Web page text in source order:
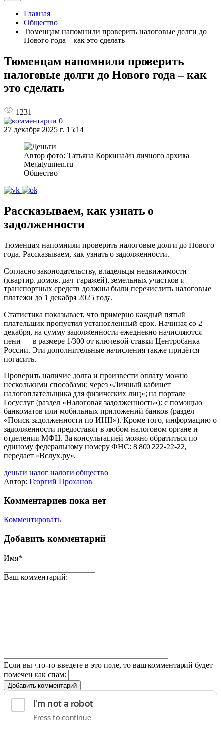
Главная
Общество
Тюменцам напомнили проверить налоговые долги до
Нового года – как это сделать
Тюменцам напомнили проверить
налоговые долги до Нового года – как
это сделать
1231
0
27 декабря 2025 г. 15:14
Автор фото: Татьяна Коркина/из личного архива
Megatyumen.ru
Общество
Рассказываем, как узнать о
задолженности
Тюменцам напомнили проверить налоговые долги до Нового
года. Рассказываем, как узнать о задолженности.
Согласно законодательству, владельцы недвижимости
(квартир, домов, дач, гаражей), земельных участков и
транспортных средств должны были перечислить налоговые
платежи до 1 декабря 2025 года.
Статистика показывает, что примерно каждый пятый
плательщик пропустил установленный срок. Начиная со 2
декабря, на сумму задолженности ежедневно начисляются
пени — в размере 1/300 от ключевой ставки Центробанка
России. Эти дополнительные начисления также придётся
погасить.
Проверить наличие долга и произвести оплату можно
несколькими способами: через «Личный кабинет
налогоплательщика для физических лиц»; на портале
Госуслуг (раздел «Налоговая задолженность»); с помощью
банкоматов или мобильных приложений банков (раздел
«Поиск задолженности по ИНН»). Кроме того, информацию о
задолженности предоставят в любом налоговом органе и
отделении МФЦ. За консультацией можно обратиться по
единому федеральному номеру ФНС: 8 800 222‑22‑22,
передает «Вслух.ру».
деньги налог налоги общество
Автор: Георгий Проханов
Комментариев пока нет
Комментировать
Добавить комментарий
Имя*
Ваш комментарий:
Если вы что-то введете в это поле, то ваш комментарий будет
помечен как спам:
Добавить комментарий